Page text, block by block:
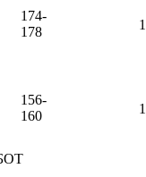
174-
178
156-
160